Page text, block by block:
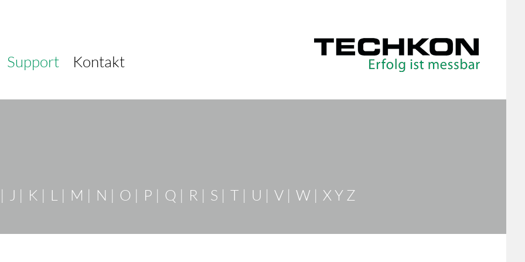
Support Kontakt
Navigation
überspringen
J K L M N O P Q R S T U V W X Y Z